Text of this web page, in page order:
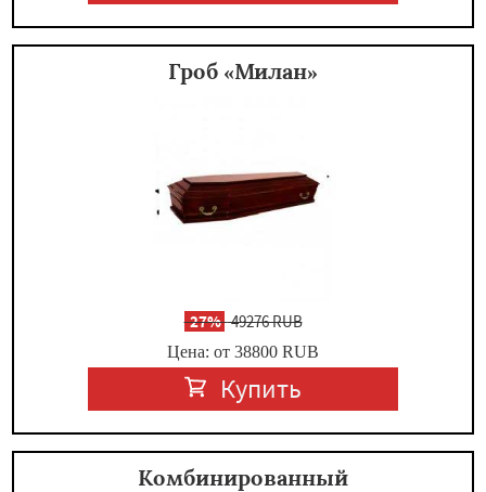
Гроб «Милан»
-27%49276 RUB
Цена: от 38800 RUB
Купить
Комбинированный